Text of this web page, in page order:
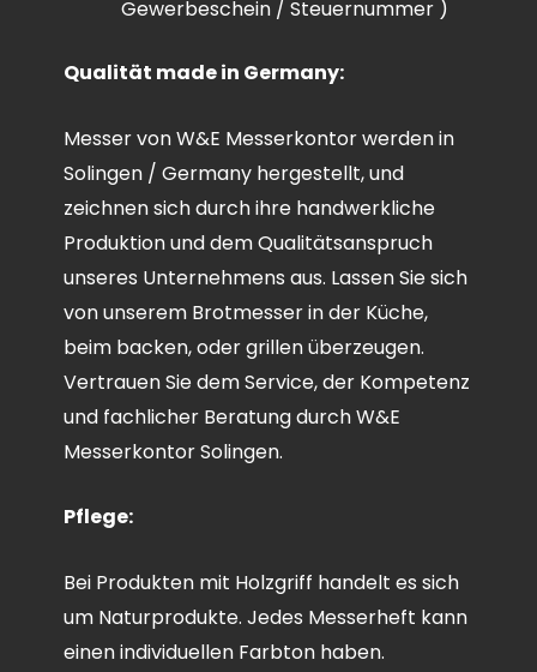
Gewerbeschein / Steuernummer )
Qualität made in Germany:
Messer von W&E Messerkontor werden in
Solingen / Germany hergestellt, und
zeichnen sich durch ihre handwerkliche
Produktion und dem Qualitätsanspruch
unseres Unternehmens aus. Lassen Sie sich
von unserem Brotmesser in der Küche,
beim backen, oder grillen überzeugen.
Vertrauen Sie dem Service, der Kompetenz
und fachlicher Beratung durch W&E
Messerkontor Solingen.
Pflege:
Bei Produkten mit Holzgriff handelt es sich
um Naturprodukte. Jedes Messerheft kann
einen individuellen Farbton haben.